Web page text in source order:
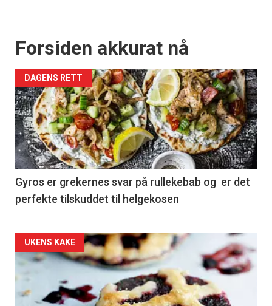
Forsiden akkurat nå
DAGENS RETT
Gyros er grekernes svar på rullekebab og er det
perfekte tilskuddet til helgekosen
Forsiden
akkurat
nå
UKENS KAKE